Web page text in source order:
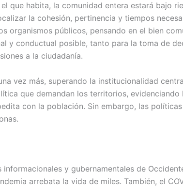
que habita, la comunidad entera estará bajo
la cohesión, pertinencia y tiempos
públicos, pensando en el bien
y conductual posible, tanto para la toma de
a la ciudadanía.
vez más, superando la institucionalidad
que demandan los territorios, evidenciando
con la población. Sin embargo, las
y gubernamentales de
arrebata la vida de miles. También, el